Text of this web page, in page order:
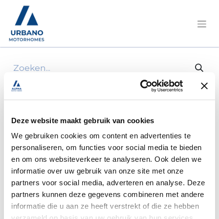
Deze website maakt gebruik van cookies
We gebruiken cookies om content en advertenties te
personaliseren, om functies voor social media te bieden
en om ons websiteverkeer te analyseren. Ook delen we
informatie over uw gebruik van onze site met onze
partners voor social media, adverteren en analyse. Deze
partners kunnen deze gegevens combineren met andere
informatie die u aan ze heeft verstrekt of die ze hebben
Alle producten
Rimor Seal 695 Fiat 140 PK automaat